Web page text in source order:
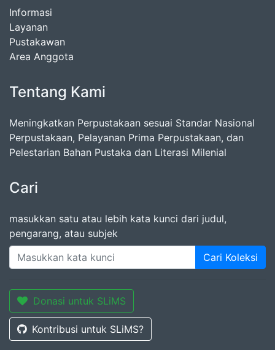
Informasi
Layanan
Pustakawan
Area Anggota
Tentang Kami
Meningkatkan Perpustakaan sesuai Standar Nasional
Perpustakaan, Pelayanan Prima Perpustakaan, dan
Pelestarian Bahan Pustaka dan Literasi Milenial
Cari
masukkan satu atau lebih kata kunci dari judul,
pengarang, atau subjek
Cari Koleksi
Donasi untuk SLiMS
Kontribusi untuk SLiMS?